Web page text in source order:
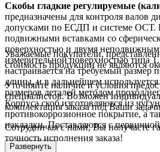
Скобы гладкие регулируемые
предназначены для контроля валов
допусками по ЕСДП и системе ОСТ.
подвижными вставками со
поверхностью и двумя
измерительной поверхностью типа
настраивается на требуемый размер
длины, и в дальнейшем используется
размеров деталей методом проход/
Корпуса скоб изготовляются из
противокоррозионное покрытие, а
накладки. Поставляются с
Развернуть
Уважаемые покупатели,
стоимость продукции не являются
Уточняйте наличие и условия
специалистов. Возможен
комплектация заказа под Ваши
Сотрудничая с нами, Вы получаете
точность исполнения заказа!